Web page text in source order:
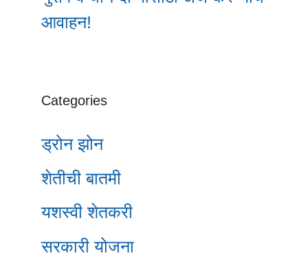
आवाहन!
Categories
ड्रोन झोन
शेतीची बातमी
यशस्वी शेतकरी
सरकारी योजना